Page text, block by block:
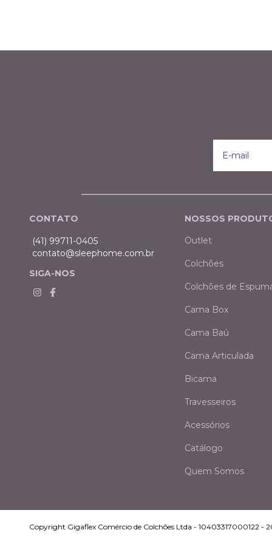
CONTATO
(41) 99711-0405
contato@sleephome.com.br
SIGA-NOS
NOSSOS
Outlet
Colchões
Colchões de
Cama Box
Cama Baú
Cama Articulada
Bicama
Travesseiros
Acessórios
Catálogo
Quem Somos
Copyright Gigaflex Comércio de Colchões Ltda - 10403317000122 -